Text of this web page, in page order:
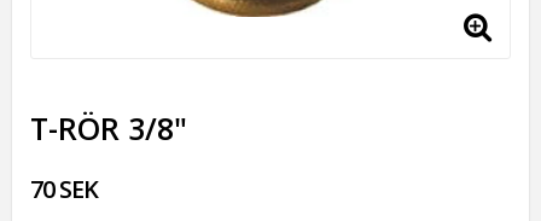
T-RÖR 3/8"
70 SEK